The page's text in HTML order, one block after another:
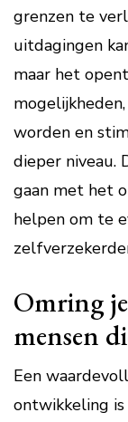
grenzen te
uitdagingen
maar het
worden en
dieper niveau.
gaan met het
helpen om te
Omring
mensen
Een
ontwikkeling